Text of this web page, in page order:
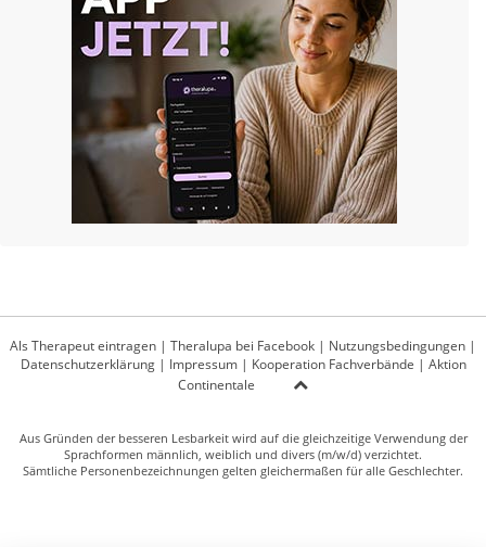
Als Therapeut eintragen | Theralupa bei Facebook | Nutzungsbedingungen |
Datenschutzerklärung| Impressum| Kooperation Fachverbände | Aktion
Continentale
Aus Gründen der besseren Lesbarkeit wird auf die gleichzeitige Verwendung der
Sprachformen männlich, weiblich und divers (m/w/d) verzichtet.
Sämtliche Personenbezeichnungen gelten gleichermaßen für alle Geschlechter.